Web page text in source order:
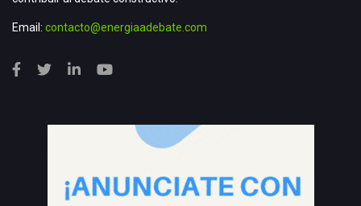
Email: contacto@energiaadebate.com